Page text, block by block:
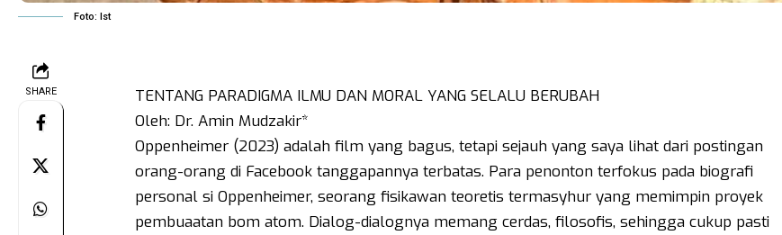
Foto: Ist
SHARE
TENTANG PARADIGMA ILMU DAN MORAL YANG SELALU BERUBAH
Oleh: Dr. Amin Mudzakir*
Oppenheimer (2023) adalah film yang bagus, tetapi sejauh yang saya lihat dari postingan
orang-orang di Facebook tanggapannya terbatas. Para penonton terfokus pada biografi
personal si Oppenheimer, seorang fisikawan teoretis termasyhur yang memimpin proyek
pembuaatan bom atom. Dialog-dialognya memang cerdas, filosofis, sehingga cukup pasti